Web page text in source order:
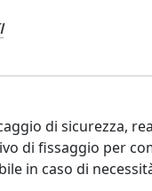
di sicurezza,
di fissaggio per
in caso di